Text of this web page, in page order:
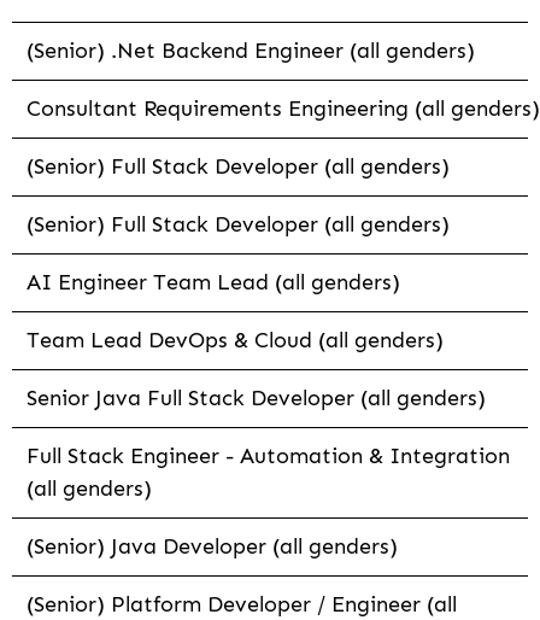
(Senior) .Net Backend Engineer (all genders)
Consultant Requirements Engineering (all genders)
(Senior) Full Stack Developer (all genders)
(Senior) Full Stack Developer (all genders)
AI Engineer Team Lead (all genders)
Team Lead DevOps & Cloud (all genders)
Senior Java Full Stack Developer (all genders)
Full Stack Engineer - Automation & Integration
(all genders)
(Senior) Java Developer (all genders)
(Senior) Platform Developer / Engineer (all